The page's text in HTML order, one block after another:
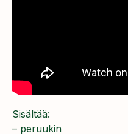
Sisältää:
– peruukin